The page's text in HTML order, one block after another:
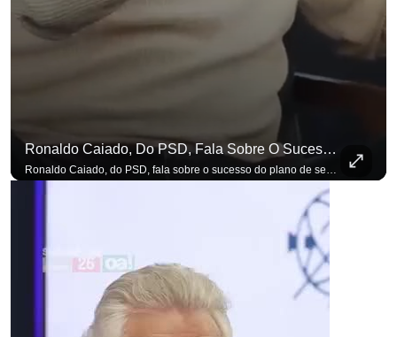
Ronaldo Caiado, Do PSD, Fala Sobre O Sucesso Do Plano De Segurança Pública
Ronaldo Caiado, do PSD, fala sobre o sucesso do plano de segurança pública como governador de Goiás, sendo um incentivo aos empreendedores locais. Se você busca informação com credibilidade, inscreva-se agora e ative o
para não perder nenhuma atualização! Ouça O Antagonista nos principais